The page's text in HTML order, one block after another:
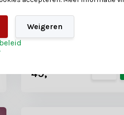
krans 180xø60cm | wit
49,-
Weigeren